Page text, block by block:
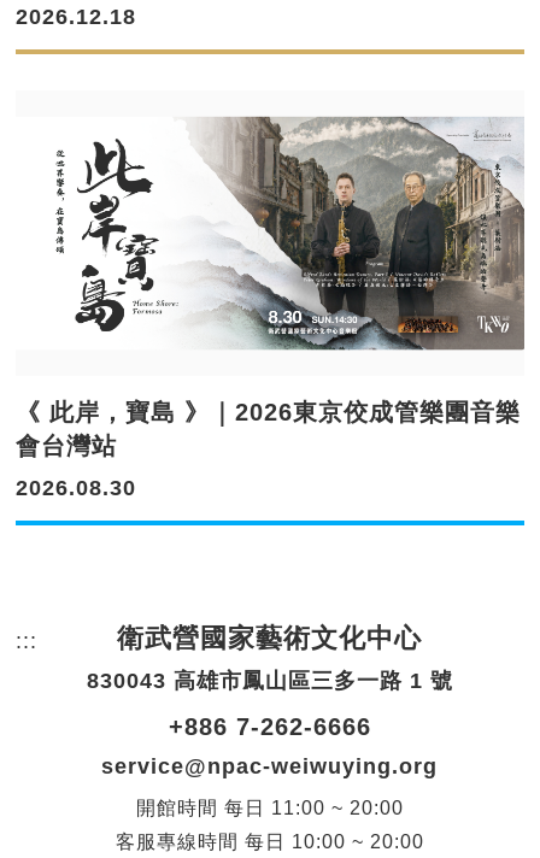
2026.12.18
《 此岸，寶島 》｜2026東京佼成管樂團音樂
會台灣站
2026.08.30
::: 頁尾網站資訊。
衛武營國家藝術文化中心
830043 高雄市鳳山區三多一路 1 號
+886 7-262-6666
service@npac-weiwuying.org
開館時間 每日
11:00 ~ 20:00
客服專線時間 每日 10:00 ~ 20:00